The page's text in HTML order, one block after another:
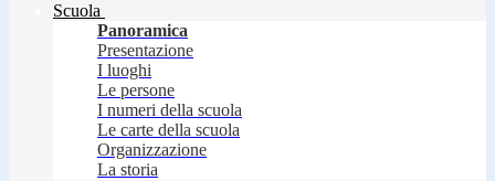
Scuola
Panoramica
Presentazione
I luoghi
Le persone
I numeri della scuola
Le carte della scuola
Organizzazione
La storia